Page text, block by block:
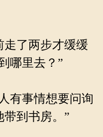
了两步才缓缓
哪里去？”
有事情想要问询
到书房。”